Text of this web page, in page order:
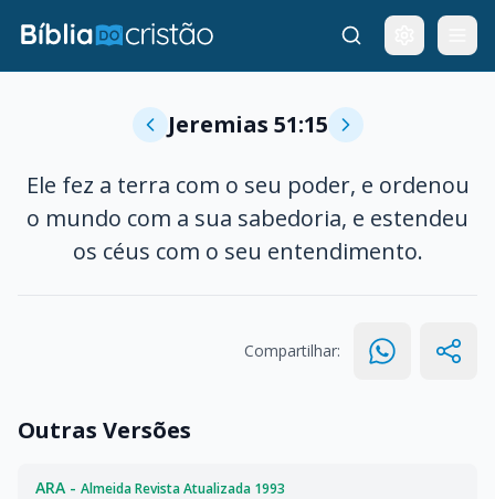
Jeremias 51:15
Ele fez a terra com o seu poder, e ordenou
o mundo com a sua sabedoria, e estendeu
os céus com o seu entendimento.
Compartilhar:
Outras Versões
ARA - Almeida Revista Atualizada 1993